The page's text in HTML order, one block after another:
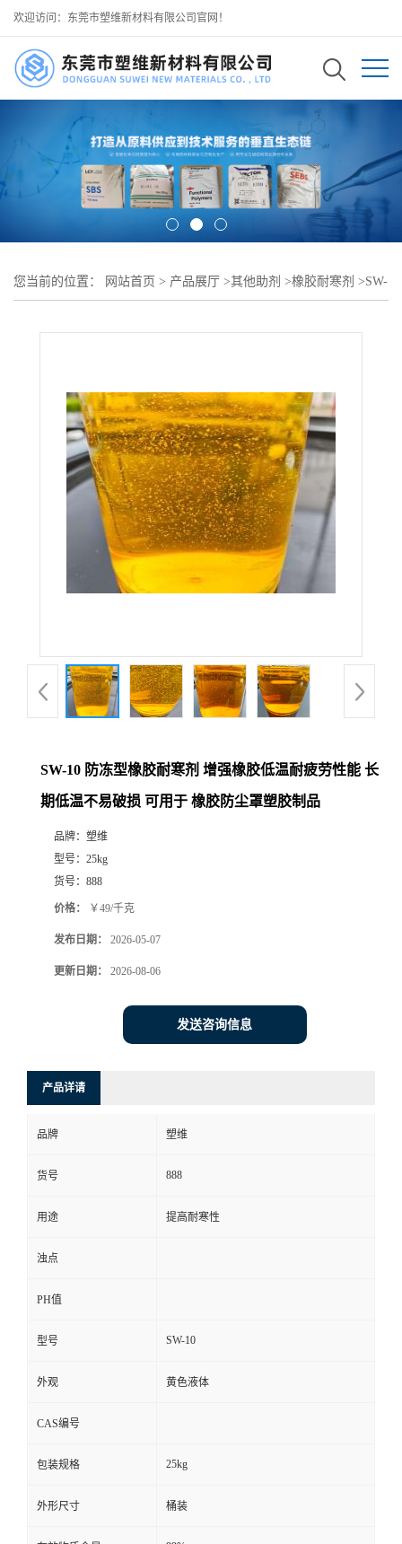
欢迎访问：东莞市塑维新材料有限公司官网！
您当前的位置： 网站首页 > 产品展厅 >其他助剂 >橡胶耐寒剂 >SW-
SW-10 防冻型橡胶耐寒剂 增强橡胶低温耐疲劳性能 长
期低温不易破损 可用于 橡胶防尘罩塑胶制品
品牌： 塑维
型号： 25kg
货号： 888
价格： ￥49/千克
发布日期： 2026-05-07
更新日期： 2026-08-06
发送咨询信息
产品详请
品牌 塑维
货号 888
用途 提高耐寒性
浊点
PH值
型号 SW-10
外观 黄色液体
CAS编号
包装规格 25kg
外形尺寸 桶装